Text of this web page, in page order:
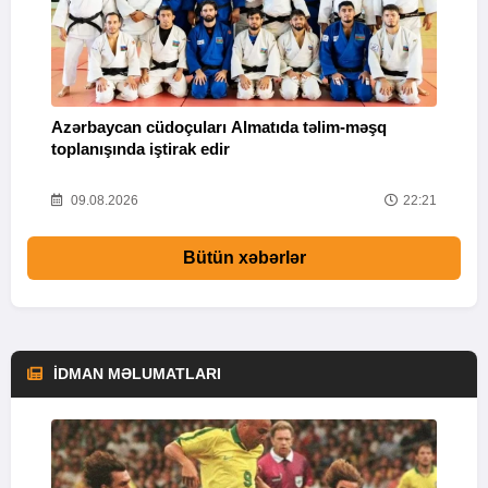
Azərbaycan cüdoçuları Almatıda təlim-məşq
toplanışında iştirak edir
09.08.2026 22:21
Bütün xəbərlər
İDMAN MƏLUMATLARI